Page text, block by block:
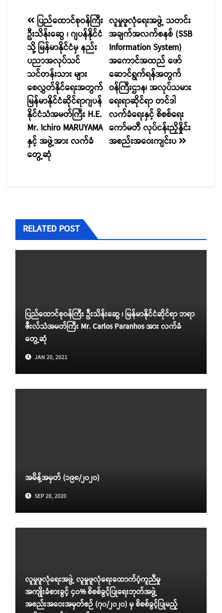
စာမူ
လမ်းကြောင်း
ပြ
လူမှုဖူလုံရေးအဖွဲ့ သတင်း
အချက်အလက်စနစ် (SSB
Information System)
အကောင်အထည် ဖော်
ဆောင်ရွက်ရန်အတွက်
ဝန်ကြီးဌာန၊ အလုပ်သမား
ရေးရာဆိုင်ရာ တင်ဒါ
လက်ခံရေးနှင့် စိစစ်ရေး
ကော်မတီ လုပ်ငန်းညှိနှိုင်း
အစည်းအဝေးကျင်းပ
ပြည်ထောင်စုဝန်ကြီး
ဦးသိန်းဆွေ ၊ ဂျပန်နိုင်ငံ
သို့ မြန်မာနိုင်ငံမှ နည်း
ပညာအလုပ်သင်
သင်တန်းသား များ
စေလွှတ်နိုင်ရေးအတွက်
မြန်မာနိုင်ငံဆိုင်ရာဂျပန်
နိုင်ငံသံအမတ်ကြီး H.E.
Mr. Ichiro MARUYAMA
နှင့် အဖွဲ့အား လက်ခံ
တွေ့ဆုံ
RELATED POST
ပြည်ထောင်စုဝန်ကြီး ဦးသိန်းဆွေ ၊ မြန်မာနိုင်ငံဆိုင်ရာ ဘရာ
ဇီးလ်သံအမတ်ကြီး Mr. Carlos Paranhos အား လက်ခံ
တွေ့ဆုံ
JAN 20, 2021
အမိန့်အမှတ် (၁၉၈/၂၀၂၀)
SEP 28, 2020
လူမှုဖူလုံရေးအဖွဲ့ လူမှုဖူလုံရေးထောက်ပံ့ကူညီမှု
အကျိုးခံစားခွင့် ၄၀% စိစစ်ခွင့်ပြုရေးဘုတ်အဖွဲ့
အစည်းအဝေးအမှတ်စဉ် (၇၀/၂၀၂၀) မှ စိစစ်ခွင့်ပြုမည့်